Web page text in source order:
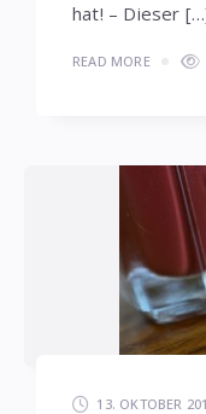
hat! – Dieser
READ MORE
13. OKTOBER